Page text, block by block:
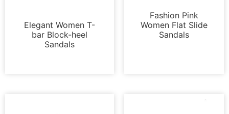
Elegant Women T-
bar Block-heel
Sandals
Fashion Pink
Women Flat Slide
Sandals